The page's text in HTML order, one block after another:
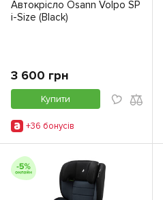
Автокрісло Osann Volpo SP
i-Size (Black)
3 600 грн
Купити
+36 бонусiв